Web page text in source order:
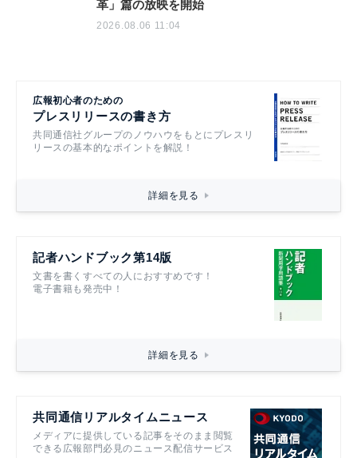
革」篇の放映を開始
2026.08.06 11:04
広報初心者のための
プレスリリースの書き方
共同通信社グループのノウハウをもとにプレスリ
リースの基本的なポイントを解説！
詳細を見る
記者ハンドブック第14版
文書を書くすべての人におすすめです！
電子書籍も発売中！
詳細を見る
共同通信リアルタイムニュース
メディアに提供している記事をそのまま閲覧
できる広報部門必見のニュース配信サービス